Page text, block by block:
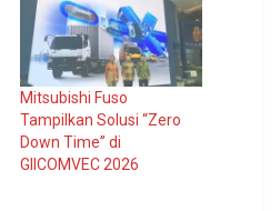
Mitsubishi Fuso
Tampilkan Solusi “Zero
Down Time” di
GIICOMVEC 2026